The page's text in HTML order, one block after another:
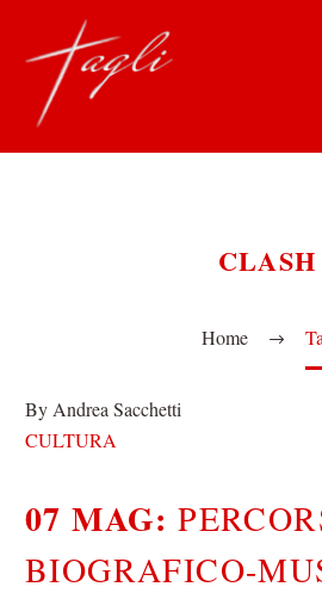
CLASH
Home
By Andrea Sacchetti
CULTURA
07 MAG:
BIOGRAFICO-